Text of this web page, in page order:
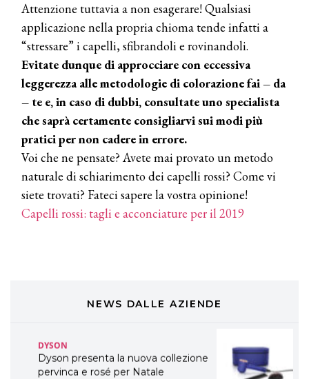
Attenzione tuttavia a non esagerare! Qualsiasi
applicazione nella propria chioma tende infatti a
“stressare” i capelli, sfibrandoli e rovinandoli.
Evitate dunque di approcciare con eccessiva
leggerezza alle metodologie di colorazione fai – da
– te e, in caso di dubbi, consultate uno specialista
che saprà certamente consigliarvi sui modi più
pratici per non cadere in errore.
Voi che ne pensate? Avete mai provato un metodo
naturale di schiarimento dei capelli rossi? Come vi
siete trovati? Fateci sapere la vostra opinione!
Capelli rossi: tagli e acconciature per il 2019
NEWS DALLE AZIENDE
TONI&GUY
A Natale regala una doppia
TONI&GUY “Feel Good Experience”!
TONI&GUY
LABEL.M lancia la sua innovativa ed
eco-sostenibile linea di prodotti
professionali
DAVINES
Davines presenta cofanetti beauty
preziosi per un regalo adatto ad
ogni capello
COSMOPROF WORLDWIDE BOLOGNA
Cosmprof Worldwide Bologna
presenta THE BEAUTY &
pervinca e rosé per Natale
COTRIL
Continua la carrellata di look firmati
Cotril alla Festa del Cinema di Roma